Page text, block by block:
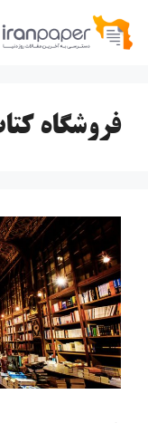
پرش
فروشگاه